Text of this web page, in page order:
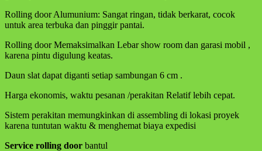
Rolling door Alumunium: Sangat ringan, tidak berkarat, cocok
untuk area terbuka dan pinggir pantai.
Rolling door Memaksimalkan Lebar show room dan garasi mobil ,
karena pintu digulung keatas.
Daun slat dapat diganti setiap sambungan 6 cm .
Harga ekonomis, waktu pesanan /perakitan Relatif lebih cepat.
Sistem perakitan memungkinkan di assembling di lokasi proyek
karena tuntutan waktu & menghemat biaya expedisi
Service rolling door bantul